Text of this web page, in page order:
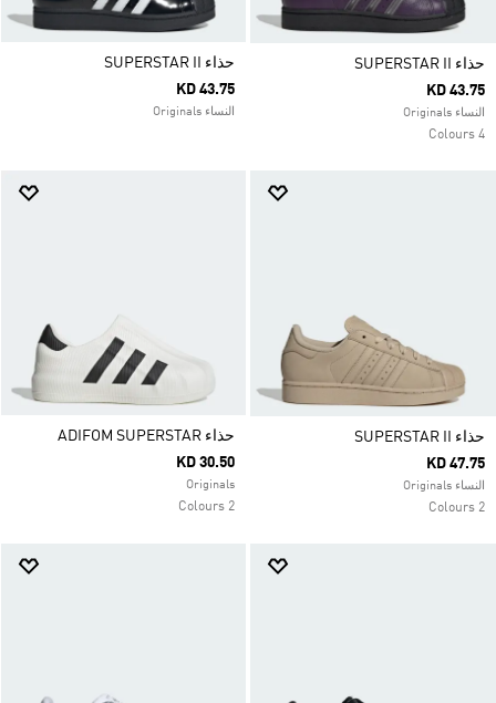
حذاء SUPERSTAR II
KD 43.75
النساء Originals
4 Colours
حذاء SUPERSTAR II
KD 43.75
النساء Originals
حذاء SUPERSTAR II
KD 47.75
النساء Originals
2 Colours
حذاء ADIFOM SUPERSTAR
KD 30.50
Originals
2 Colours